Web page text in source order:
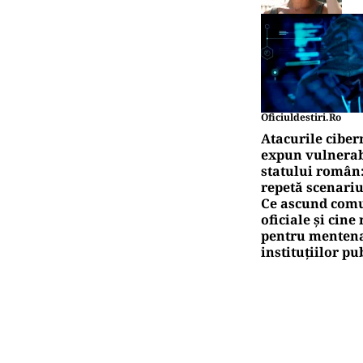
Oficiuldestiri.ro
Atacurile
expun
statului
repetă
Ce ascund
oficiale și cine
pentru
instituțiilor